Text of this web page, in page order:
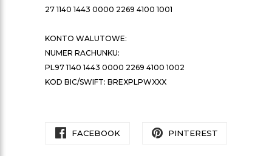
27 1140 1443 0000 2269 4100 1001
KONTO WALUTOWE:
NUMER RACHUNKU:
PL97 1140 1443 0000 2269 4100 1002
KOD BIC/SWIFT: BREXPLPWXXX
FACEBOOK PINTEREST